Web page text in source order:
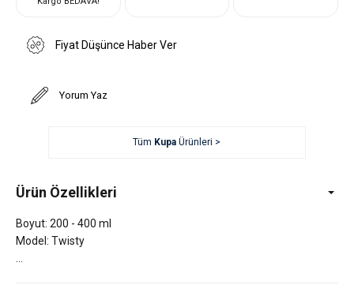
Fiyat Düşünce Haber Ver
Yorum Yaz
Tüm Kupa Ürünleri >
Ürün Özellikleri
Boyut: 200 - 400 ml
Model: Twisty